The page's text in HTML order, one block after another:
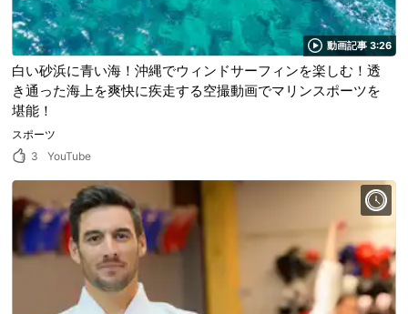
動画記事 3:26
白い砂浜に青い海！沖縄でウィンドサーフィンを楽しむ！透
き通った海上を爽快に疾走する空撮動画でマリンスポーツを
堪能！
スポーツ
3
YouTube